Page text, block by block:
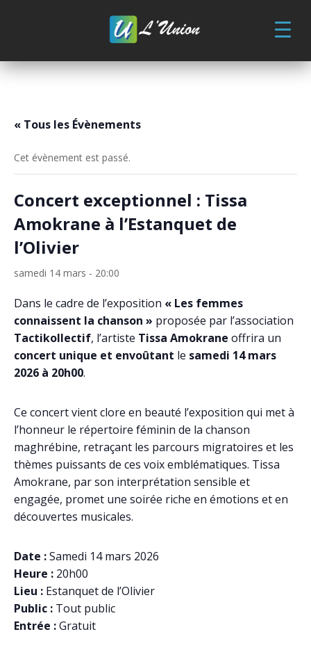
« Tous les Évènements
Cet évènement est passé.
Concert exceptionnel : Tissa
Amokrane à l’Estanquet de
l’Olivier
samedi 14 mars - 20:00
Dans le cadre de l’exposition « Les femmes
connaissent la chanson » proposée par l’association
Tactikollectif, l’artiste Tissa Amokrane offrira un
concert unique et envoûtant le samedi 14 mars
2026 à 20h00.
Ce concert vient clore en beauté l’exposition qui met à
l’honneur le répertoire féminin de la chanson
maghrébine, retraçant les parcours migratoires et les
thèmes puissants de ces voix emblématiques. Tissa
Amokrane, par son interprétation sensible et
engagée, promet une soirée riche en émotions et en
découvertes musicales.
Date :Samedi 14 mars 2026
Heure : 20h00
Lieu : Estanquet de l’Olivier
Public : Tout public
Entrée :Gratuit